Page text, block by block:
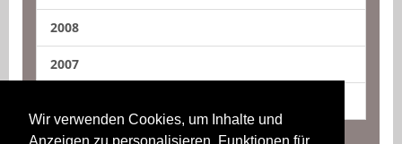
Wir verwenden Cookies, um Inhalte und
2008
2007